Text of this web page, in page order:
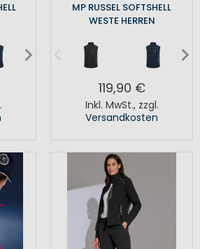
MP RUSSEL SOFTSHELL
WESTE HERREN
119,90 €
Inkl. MwSt., zzgl.
Versandkosten